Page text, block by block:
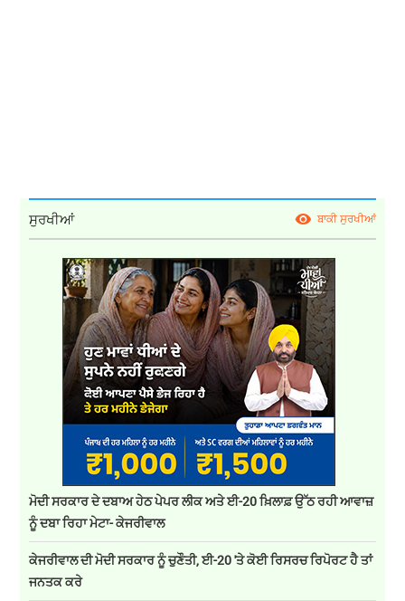
ਸੁਰਖੀਆਂ ਬਾਕੀ ਸੁਰਖੀਆਂ
ਮੋਦੀ ਸਰਕਾਰ ਦੇ ਦਬਾਅ ਹੇਠ ਪੇਪਰ ਲੀਕ ਅਤੇ ਈ-20 ਖ਼ਿਲਾਫ਼ ਉੱਠ ਰਹੀ ਆਵਾਜ਼
ਨੂੰ ਦਬਾ ਰਿਹਾ ਮੇਟਾ- ਕੇਜਰੀਵਾਲ
ਕੇਜਰੀਵਾਲ ਦੀ ਮੋਦੀ ਸਰਕਾਰ ਨੂੰ ਚੁਣੌਤੀ, ਈ-20 'ਤੇ ਕੋਈ ਰਿਸਰਚ ਰਿਪੋਰਟ ਹੈ ਤਾਂ
ਜਨਤਕ ਕਰੇ